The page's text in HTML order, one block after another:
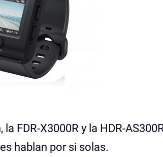
FDR-X3000R y la HDR-
hablan por si solas.